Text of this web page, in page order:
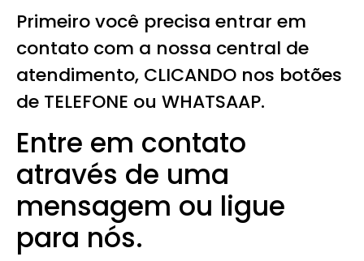
Primeiro você precisa entrar em
contato com a nossa central de
atendimento, CLICANDO nos botões
de TELEFONE ou WHATSAAP.
Entre em contato
através de uma
mensagem ou ligue
para nós.